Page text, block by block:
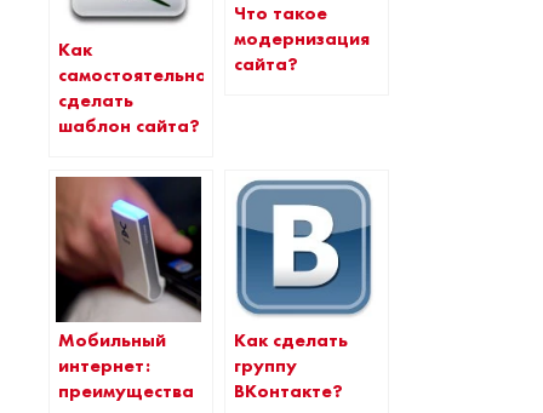
Как
самостоятельно
сделать
шаблон сайта?
Что такое
модернизация
сайта?
Мобильный
интернет:
преимущества
Как сделать
группу
ВКонтакте?